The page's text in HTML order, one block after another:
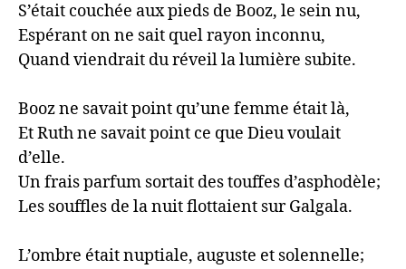
S’était couchée aux pieds de Booz, le sein nu,
Espérant on ne sait quel rayon inconnu,
Quand viendrait du réveil la lumière subite.
Booz ne savait point qu’une femme était là,
Et Ruth ne savait point ce que Dieu voulait
d’elle.
Un frais parfum sortait des touffes d’asphodèle;
Les souffles de la nuit flottaient sur Galgala.
L’ombre était nuptiale, auguste et solennelle;